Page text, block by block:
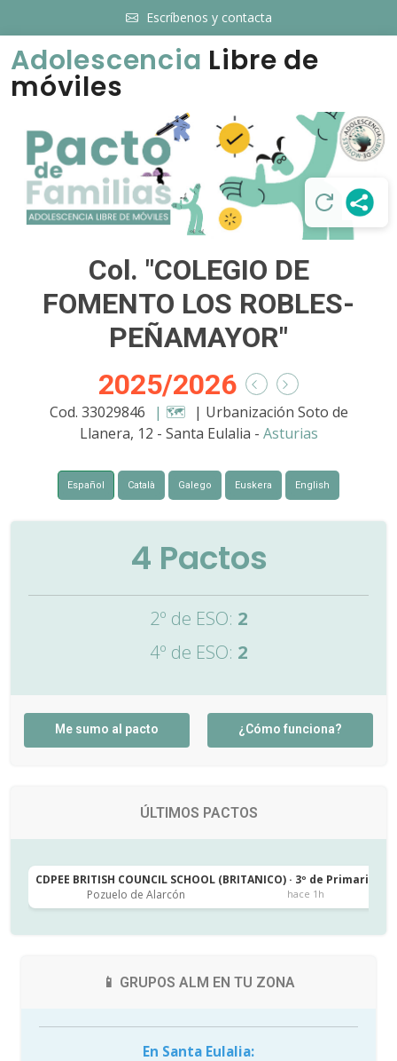
Escríbenos y contacta
Adolescencia Libre de
móviles
Col. "COLEGIO DE
FOMENTO LOS ROBLES-
PEÑAMAYOR"
2025/2026
Cod. 33029846 | 🗺️ | Urbanización Soto de
Llanera, 12 - Santa Eulalia - Asturias
Español Català Galego Euskera English
4 Pactos
2º de ESO: 2
4º de ESO: 2
Me sumo al pacto ¿Cómo funciona?
ÚLTIMOS PACTOS
CDPEE BRITISH COUNCIL SCHOOL (BRITANICO) · 3º de Primaria
Pozuelo de Alarcón
hace 1h
📱 GRUPOS ALM EN TU ZONA
En Santa Eulalia: